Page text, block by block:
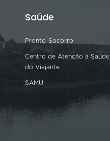
Saúde
Pronto-Socorro
Centro de Atenção à Saúde
do Viajante
SAMU